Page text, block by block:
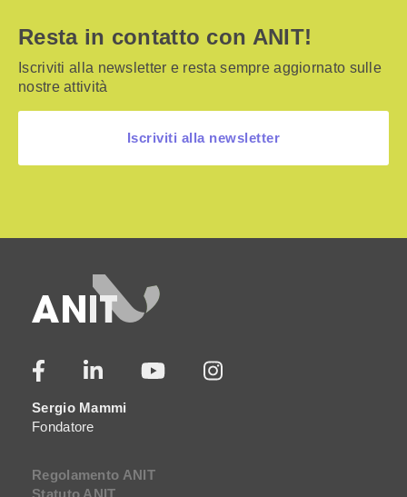
Resta in contatto con ANIT!
Iscriviti alla newsletter e resta sempre aggiornato sulle
nostre attività
Iscriviti alla newsletter
Sergio Mammi
Fondatore
Regolamento ANIT
Statuto ANIT